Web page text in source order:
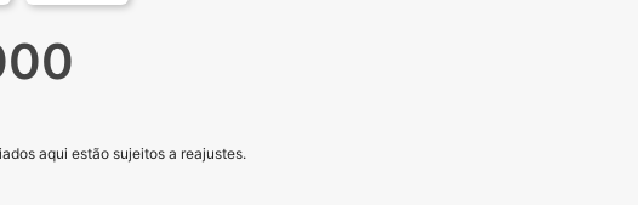
aqui estão sujeitos a reajustes.